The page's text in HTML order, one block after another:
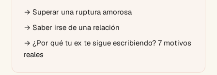
→ Superar una ruptura amorosa
→ Saber irse de una relación
→ ¿Por qué tu ex te sigue escribiendo? 7 motivos
reales